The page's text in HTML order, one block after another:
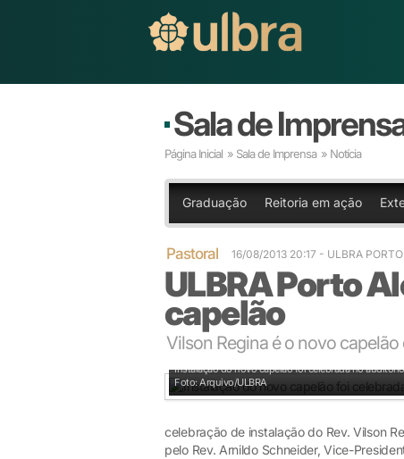
Sala de
Página Inicial » Sala de Imprensa » Notícia
Graduação Reitoria em ação
Pastoral 16/08/2013 20:17 - ULBRA
ULBRA Porto
capelão
Vilson Regina é o novo
Instalação do novo capelão foi celebrada no auditório
Foto: Arquivo/ULBRA
celebração de instalação do Rev. Vilson
pelo Rev. Arnildo Schneider, Vice-